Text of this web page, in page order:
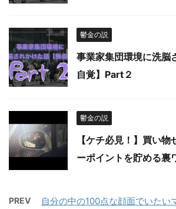
鬱金の説
事業家集団環境に洗脳
自覚】Part２
鬱金の説
【ケチ必見！】買い
ーポイントを貯める裏
PREV 自分の中の100点な顔面でいたい